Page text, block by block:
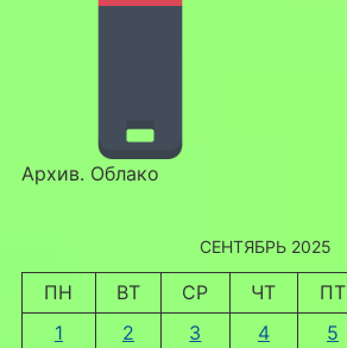
Архив. Облако
СЕНТЯБРЬ 2025
ПН ВТ СР ЧТ ПТ
1
2 3 4 5